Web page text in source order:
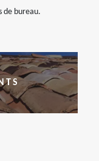
de bureau.